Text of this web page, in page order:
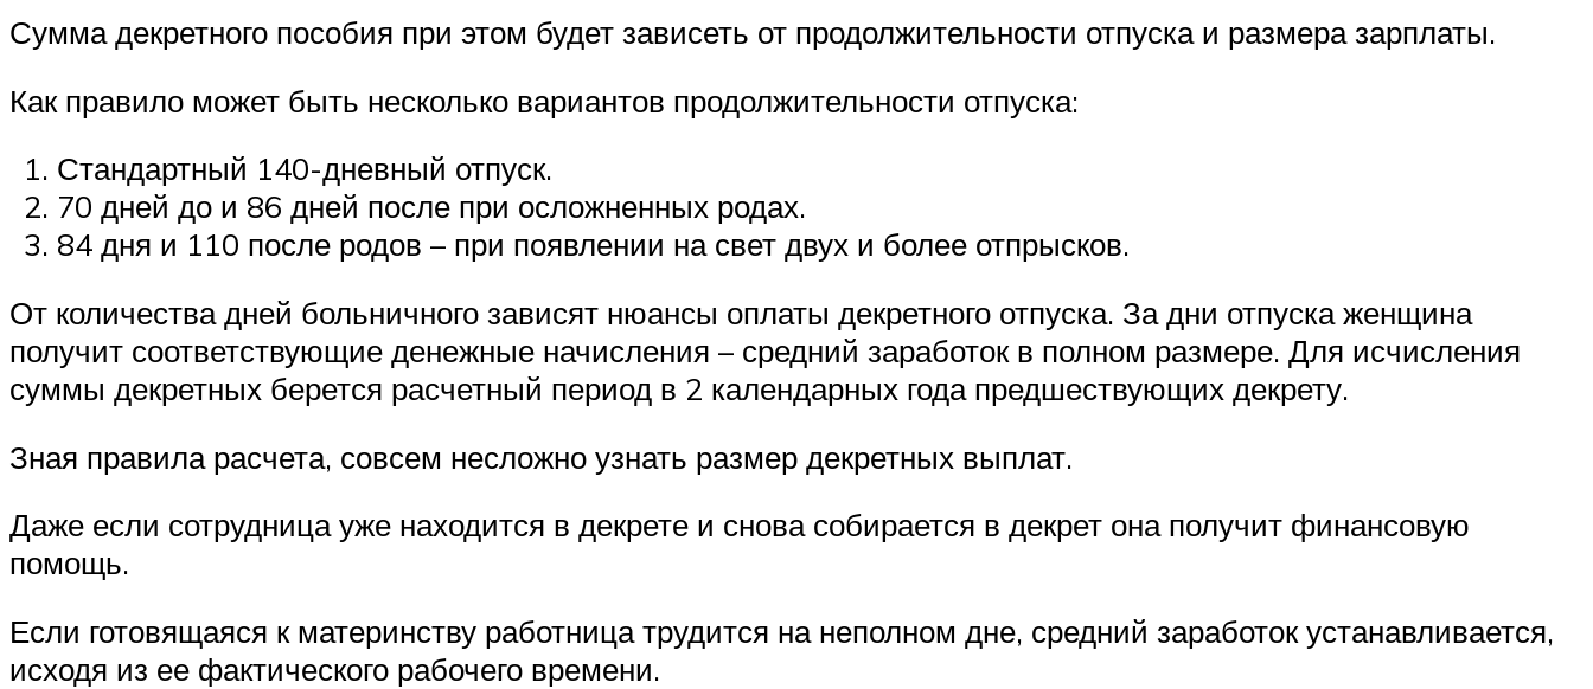
Сумма декретного пособия при этом будет зависеть от продолжительности отпуска и размера зарплаты.
Как правило может быть несколько вариантов продолжительности отпуска:
Стандартный 140-дневный отпуск.
70 дней до и 86 дней после при осложненных родах.
84 дня и 110 после родов – при появлении на свет двух и более отпрысков.
От количества дней больничного зависят нюансы оплаты декретного отпуска. За дни отпуска женщина
получит соответствующие денежные начисления – средний заработок в полном размере. Для исчисления
суммы декретных берется расчетный период в 2 календарных года предшествующих декрету.
Зная правила расчета, совсем несложно узнать размер декретных выплат.
Даже если сотрудница уже находится в декрете и снова собирается в декрет она получит финансовую
помощь.
Если готовящаяся к материнству работница трудится на неполном дне, средний заработок устанавливается,
исходя из ее фактического рабочего времени.